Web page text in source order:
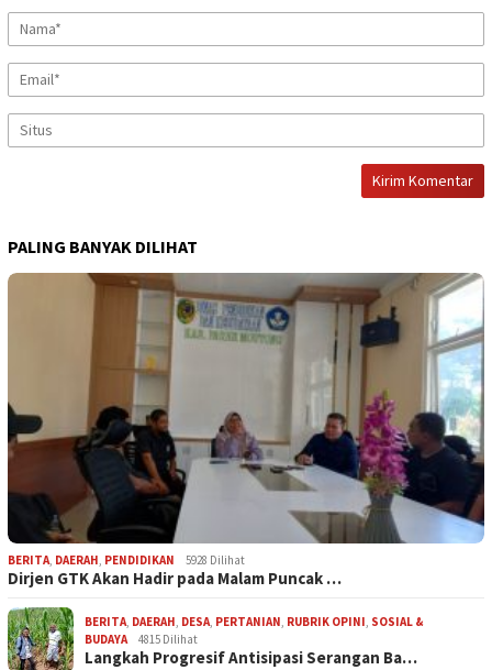
PALING BANYAK DILIHAT
BERITA, DAERAH, PENDIDIKAN 5928 Dilihat
Dirjen GTK Akan Hadir pada Malam Puncak …
BERITA, DAERAH, DESA, PERTANIAN, RUBRIK OPINI, SOSIAL &
BUDAYA
4815 Dilihat
Langkah Progresif Antisipasi Serangan Ba…